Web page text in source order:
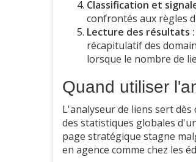
Classification et
confrontés aux règles
Lecture des résultats :
récapitulatif des
lorsque le nombre de
Quand utiliser
L'analyseur de liens sert
des statistiques globales
page stratégique stagne
en agence comme chez les